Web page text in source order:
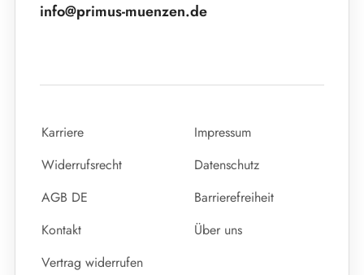
info@primus-muenzen.de
Karriere
Impressum
Widerrufsrecht
Datenschutz
AGB DE
Barrierefreiheit
Kontakt
Über uns
Vertrag widerrufen